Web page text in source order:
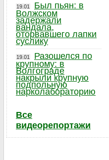
19.01
Был пьян: в
Волжском
задержали
вандала,
оторвавшего лапки
суслику
19.01
Разошелся по
крупному: в
Волгограде
накрыли крупную
подпольную
нарколабораторию
Все
видеорепортажи